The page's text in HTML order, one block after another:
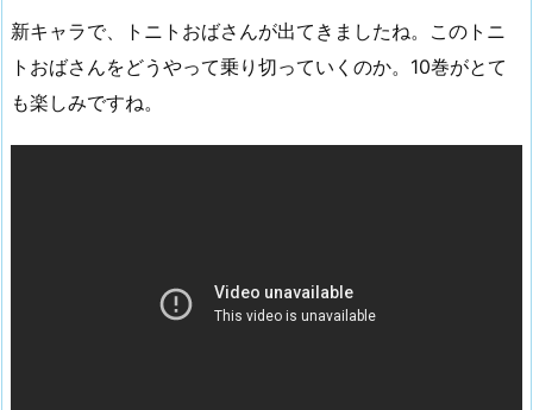
新キャラで、トニトおばさんが出てきましたね。このトニ
トおばさんをどうやって乗り切っていくのか。10巻がとて
も楽しみですね。